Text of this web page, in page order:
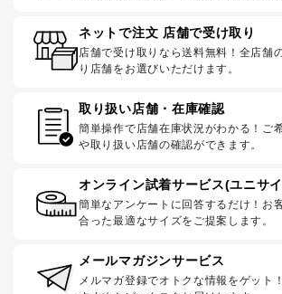
ネットで注文 店舗で受け取り
店舗で受け取りなら送料無料！全店舗
り店舗をお選びいただけます。
取り扱い店舗・在庫確認
簡単操作で店舗在庫状況がわかる！ご
や取り扱い店舗の確認ができます。
オンライン試着サービス(ユニサ
簡単なアンケートに回答するだけ！お
合った最適なサイズをご提案します。
メールマガジンサービス
メルマガ登録でオトクな情報をゲット